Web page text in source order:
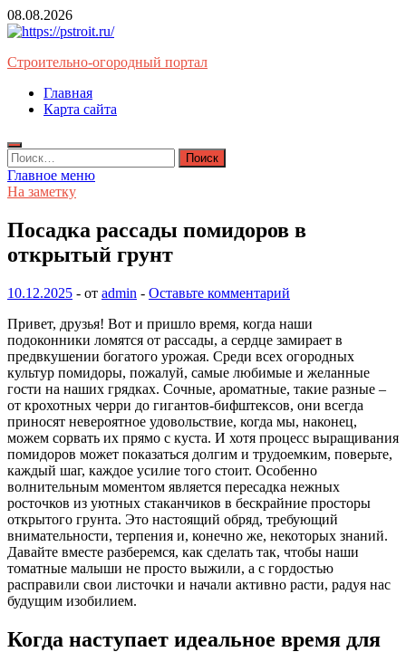
Перейти
к
08.08.2026
Строительно-огородный портал
Главная
Карта сайта
Найти:
Главное меню
На заметку
Посадка рассады помидоров в
открытый грунт
10.12.2025 - от admin - Оставьте комментарий
Привет, друзья! Вот и пришло время, когда наши
подоконники ломятся от рассады, а сердце замирает в
предвкушении богатого урожая. Среди всех огородных
культур помидоры, пожалуй, самые любимые и желанные
гости на наших грядках. Сочные, ароматные, такие разные –
от крохотных черри до гигантов-бифштексов, они всегда
приносят невероятное удовольствие, когда мы, наконец,
можем сорвать их прямо с куста. И хотя процесс выращивания
помидоров может показаться долгим и трудоемким, поверьте,
каждый шаг, каждое усилие того стоит. Особенно
волнительным моментом является пересадка нежных
росточков из уютных стаканчиков в бескрайние просторы
открытого грунта. Это настоящий обряд, требующий
внимательности, терпения и, конечно же, некоторых знаний.
Давайте вместе разберемся, как сделать так, чтобы наши
томатные малыши не просто выжили, а с гордостью
расправили свои листочки и начали активно расти, радуя нас
будущим изобилием.
Когда наступает идеальное время для